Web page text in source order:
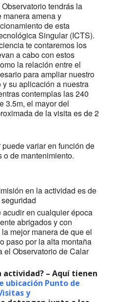
tendrás la
manera amena y
de esta
Singular (ICTS).
te contaremos los
a cabo con estos
la relación entre el
para ampliar nuestro
su aplicación a nuestra
contemplas las 240
3.5m, el mayor del
de la visita es de 2
variar en función de
de mantenimiento.
en la actividad es de
en cualquier época
abrigados y con
mejor manera de que el
paso por la alta montaña
el Observatorio de Calar
actividad? – Aquí tienen
ubicación Punto de
y